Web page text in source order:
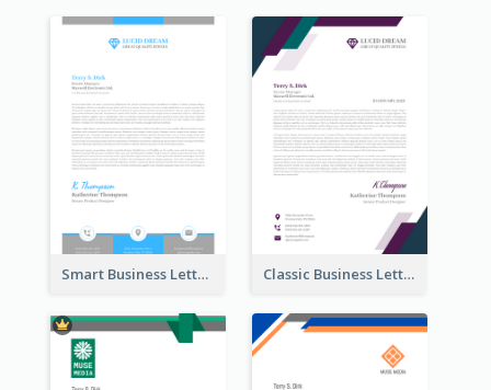
Smart Business Letterhead Classic Business Letterhead